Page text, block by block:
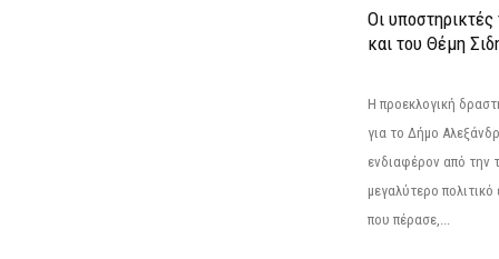
Οι
και του Θέμη
Η προεκλογική
για το Δήμο
ενδιαφέρον από την
μεγαλύτερο
που πέρασε,...